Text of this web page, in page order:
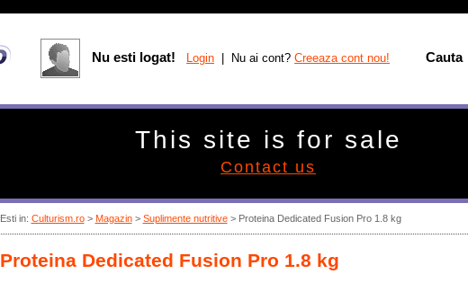
Esti in: Culturism.ro> Magazin> Suplimente nutritive> Proteina Dedicated Fusion Pro 1.8 kg
Proteina Dedicated Fusion Pro 1.8 kg
Nu esti logat! Login | Nu ai cont? Creeaza cont nou! Cauta
This site is for sale
Contact us